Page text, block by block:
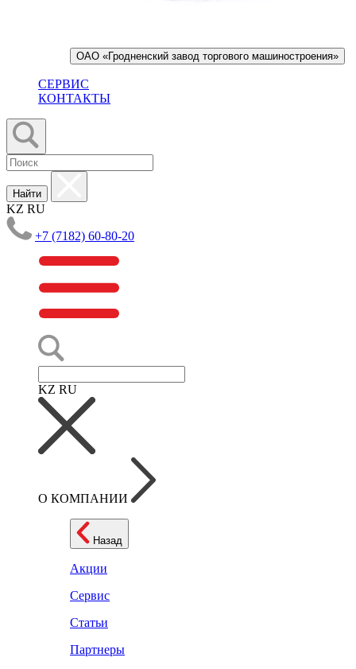
ОАО «Гродненский завод торгового машиностроения»
СЕРВИС
КОНТАКТЫ
Найти
KZ RU
+7 (7182) 60-80-20
KZ RU
О КОМПАНИИ
Назад
Акции
Сервис
Статьи
Партнеры